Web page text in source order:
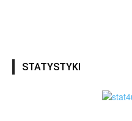
STATYSTYKI